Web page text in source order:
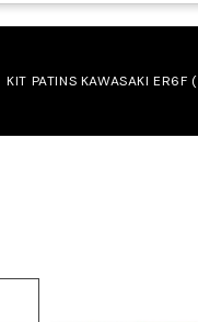
KIT PATINS KAWASAKI ER6F